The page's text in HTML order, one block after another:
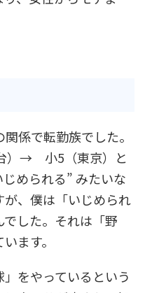
係で転勤族でした。
）→ 小5（東京）と
められる” みたいな
、僕は「いじめられ
した。それは「野
ます。
をやっているという